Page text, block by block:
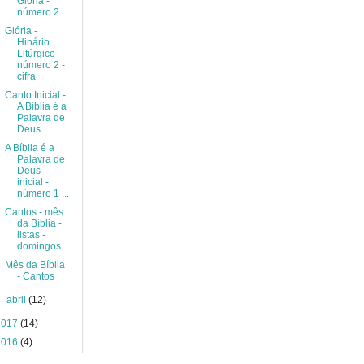
número 2
Glória -
Hinário
Litúrgico -
número 2 -
cifra
Canto Inicial -
A Bíblia é a
Palavra de
Deus
A Bíblia é a
Palavra de
Deus -
inicial -
número 1 ...
Cantos - mês
da Bíblia -
listas -
domingos.
Mês da Bíblia
- Cantos
abril(12)
(14)
(4)